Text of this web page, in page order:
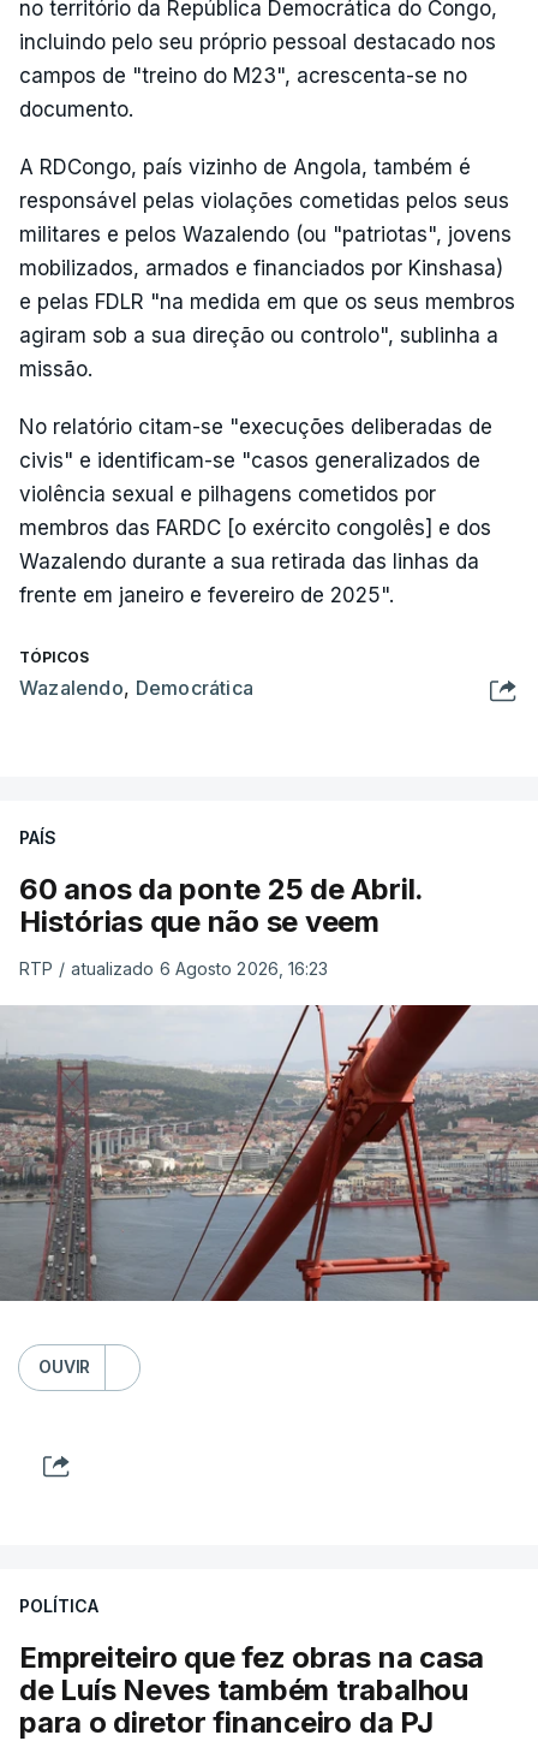
no território da República Democrática do Congo,
incluindo pelo seu próprio pessoal destacado nos
campos de "treino do M23", acrescenta-se no
documento.
A RDCongo, país vizinho de Angola, também é
responsável pelas violações cometidas pelos seus
militares e pelos Wazalendo (ou "patriotas", jovens
mobilizados, armados e financiados por Kinshasa)
e pelas FDLR "na medida em que os seus membros
agiram sob a sua direção ou controlo", sublinha a
missão.
No relatório citam-se "execuções deliberadas de
civis" e identificam-se "casos generalizados de
violência sexual e pilhagens cometidos por
membros das FARDC [o exército congolês] e dos
Wazalendo durante a sua retirada das linhas da
frente em janeiro e fevereiro de 2025".
TÓPICOS
Wazalendo, Democrática
PAÍS
60 anos da ponte 25 de Abril.
Histórias que não se veem
RTP / atualizado 6 Agosto 2026, 16:23
OUVIR
POLÍTICA
Empreiteiro que fez obras na casa
de Luís Neves também trabalhou
para o diretor financeiro da PJ